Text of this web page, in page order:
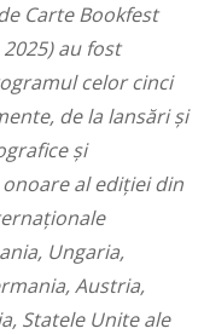
Carte Bookfest
au fost
celor cinci
de la lansări și
și
al ediției din
Ungaria,
Austria,
Statele Unite ale